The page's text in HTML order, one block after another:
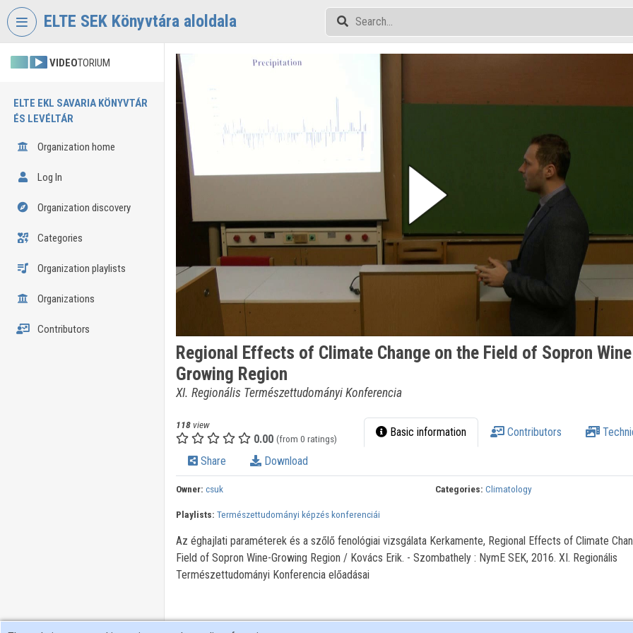
Skip header
ELTE SEK Könyvtára aloldala
VIDEOTORIUM
ELTE EKL SAVARIA KÖNYVTÁR
ÉS LEVÉLTÁR
Organization home
Log In
Organization discovery
Categories
Organization playlists
Organizations
Contributors
Regional Effects of Climate Change on the Field of Sopron
Growing Region
XI. Regionális Természettudományi Konferencia
118view
0.00 (from 0 ratings) Basic information Contributors
Share Download
Owner: csuk Categories: Climatology
Playlists: Természettudományi képzés konferenciái
Az éghajlati paraméterek és a szőlő fenológiai vizsgálata Kerkamente, Regional Effects of Climate
Field of Sopron Wine-Growing Region / Kovács Erik. - Szombathely : NymE SEK, 2016. XI. Regionális
Természettudományi Konferencia előadásai